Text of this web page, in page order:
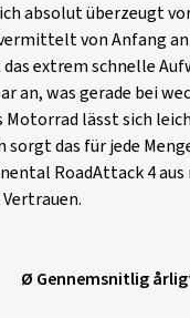
absolut überzeugt
von Anfang
extrem schnelle
an, was gerade bei
lässt sich
das für jede
RoadAttack 4 aus
Ø Gennemsnitlig